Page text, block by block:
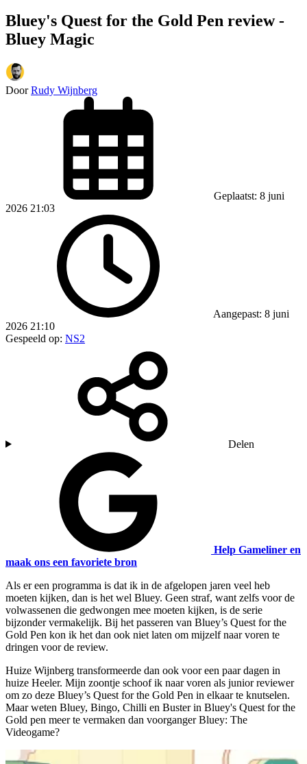
Bluey's Quest for the Gold Pen review -
Bluey Magic
Door Rudy Wijnberg
Geplaatst: 8 juni
2026 21:03
Aangepast: 8 juni
2026 21:10
Gespeeld op: NS2
Delen
Help Gameliner en
maak ons een favoriete bron
Als er een programma is dat ik in de afgelopen jaren veel heb
moeten kijken, dan is het wel Bluey. Geen straf, want zelfs voor de
volwassenen die gedwongen mee moeten kijken, is de serie
bijzonder vermakelijk. Bij het passeren van Bluey’s Quest for the
Gold Pen kon ik het dan ook niet laten om mijzelf naar voren te
dringen voor de review.
Huize Wijnberg transformeerde dan ook voor een paar dagen in
huize Heeler. Mijn zoontje schoof ik naar voren als junior reviewer
om zo deze Bluey’s Quest for the Gold Pen in elkaar te knutselen.
Maar weten Bluey, Bingo, Chilli en Buster in Bluey's Quest for the
Gold pen meer te vermaken dan voorganger Bluey: The
Videogame?